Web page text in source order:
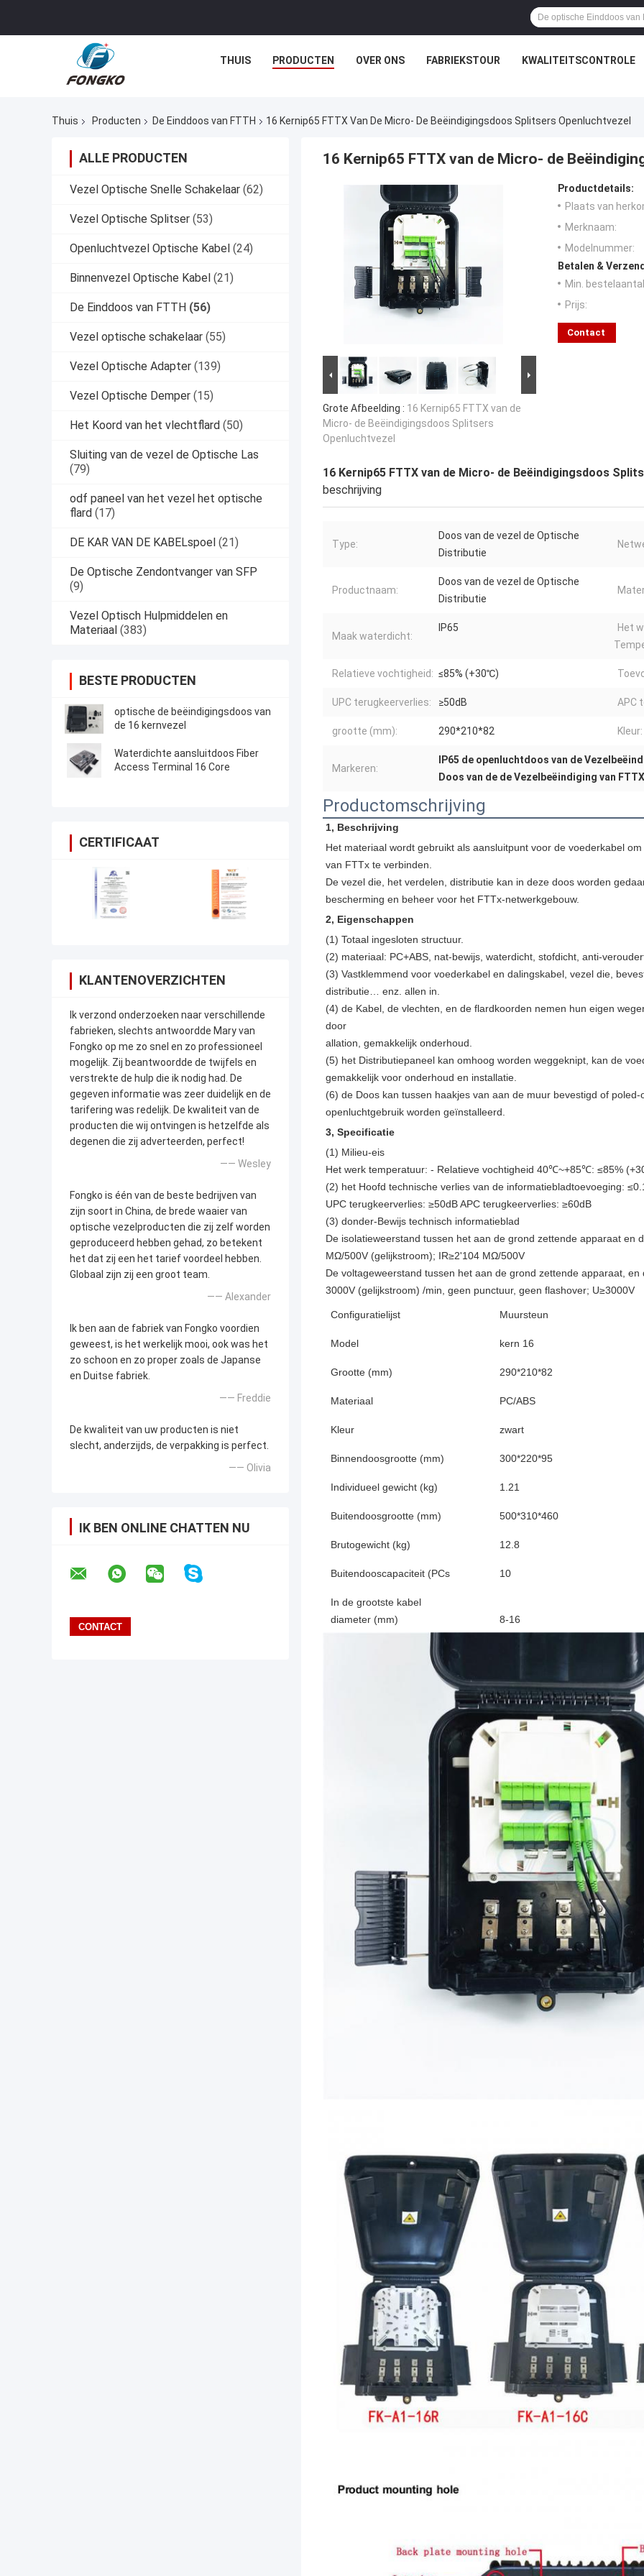
THUIS PRODUCTEN OVER ONS FABRIEKSTOUR KWALITEITSCONTROLE
Thuis Producten De Einddoos van FTTH 16 Kernip65 FTTX Van De Micro- De Beëindigingsdoos Splitsers Openluchtvezel
ALLE PRODUCTEN
Vezel Optische Snelle Schakelaar (62)
Vezel Optische Splitser (53)
Openluchtvezel Optische Kabel (24)
Binnenvezel Optische Kabel (21)
De Einddoos van FTTH (56)
Vezel optische schakelaar (55)
Vezel Optische Adapter (139)
Vezel Optische Demper (15)
Het Koord van het vlechtflard (50)
Sluiting van de vezel de Optische Las
(79)
odf paneel van het vezel het optische
flard (17)
DE KAR VAN DE KABELspoel (21)
De Optische Zendontvanger van SFP
(9)
Vezel Optisch Hulpmiddelen en
Materiaal (383)
BESTE PRODUCTEN
optische de beëindigingsdoos van
de 16 kernvezel
Waterdichte aansluitdoos Fiber
Access Terminal 16 Core
CERTIFICAAT
KLANTENOVERZICHTEN
Ik verzond onderzoeken naar verschillende
fabrieken, slechts antwoordde Mary van
Fongko op me zo snel en zo professioneel
mogelijk. Zij beantwoordde de twijfels en
verstrekte de hulp die ik nodig had. De
gegeven informatie was zeer duidelijk en de
tarifering was redelijk. De kwaliteit van de
producten die wij ontvingen is hetzelfde als
degenen die zij adverteerden, perfect!
—— Wesley
Fongko is één van de beste bedrijven van
zijn soort in China, de brede waaier van
optische vezelproducten die zij zelf worden
geproduceerd hebben gehad, zo betekent
het dat zij een het tarief voordeel hebben.
Globaal zijn zij een groot team.
—— Alexander
Ik ben aan de fabriek van Fongko voordien
geweest, is het werkelijk mooi, ook was het
zo schoon en zo proper zoals de Japanse
en Duitse fabriek.
—— Freddie
De kwaliteit van uw producten is niet
slecht, anderzijds, de verpakking is perfect.
—— Olivia
IK BEN ONLINE CHATTEN NU
16 Kernip65 FTTX van de Micro- de
Grote Afbeelding : 16 Kernip65 FTTX van de
Micro- de Beëindigingsdoos Splitsers
Openluchtvezel
Productdetails:
Plaats van
Merknaam:
Modelnummer:
Betalen &
Min.
Prijs:
Contact
16 Kernip65 FTTX van de Micro- de Beëindigingsdoos
beschrijving
Type:
Doos van de vezel de Optische
Distributie
Productnaam:
Doos van de vezel de Optische
Distributie
Maak waterdicht:
IP65
Het
Relatieve vochtigheid: ≤85% (+30℃)
UPC terugkeerverlies: ≥50dB APC
grootte (mm): 290*210*82 Kleur:
Markeren:
IP65 de openluchtdoos van de
Doos van de de Vezelbeëindiging van
Productomschrijving
1, Beschrijving
Het materiaal wordt gebruikt als aansluitpunt voor de voederkabel
van FTTx te verbinden.
De vezel die, het verdelen, distributie kan in deze doos worden
bescherming en beheer voor het FTTx-netwerkgebouw.
2, Eigenschappen
(1) Totaal ingesloten structuur.
(2) materiaal: PC+ABS, nat-bewijs, waterdicht, stofdicht, anti-
(3) Vastklemmend voor voederkabel en dalingskabel, vezel die,
distributie… enz. allen in.
(4) de Kabel, de vlechten, en de flardkoorden nemen hun eigen
door
allation, gemakkelijk onderhoud.
(5) het Distributiepaneel kan omhoog worden weggeknipt, kan de
gemakkelijk voor onderhoud en installatie.
(6) de Doos kan tussen haakjes van aan de muur bevestigd of
openluchtgebruik worden geïnstalleerd.
3, Specificatie
(1) Milieu-eis
Het werk temperatuur: - Relatieve vochtigheid 40℃~+85℃: ≤85%
(2) het Hoofd technische verlies van de informatiebladtoevoeging:
UPC terugkeerverlies: ≥50dB APC terugkeerverlies: ≥60dB
(3) donder-Bewijs technisch informatieblad
De isolatieweerstand tussen het aan de grond zettende apparaat en
MΩ/500V (gelijkstroom); IR≥2'104 MΩ/500V
De voltageweerstand tussen het aan de grond zettende apparaat,
3000V (gelijkstroom) /min, geen punctuur, geen flashover; U≥3000V
Configuratielijst Muursteun
Model kern 16
Grootte (mm) 290*210*82
Materiaal PC/ABS
Kleur zwart
Binnendoosgrootte (mm) 300*220*95
Individueel gewicht (kg) 1.21
Buitendoosgrootte (mm) 500*310*460
Brutogewicht (kg) 12.8
Buitendooscapaciteit (PCs 10
In de grootste kabel
diameter (mm)
8-16